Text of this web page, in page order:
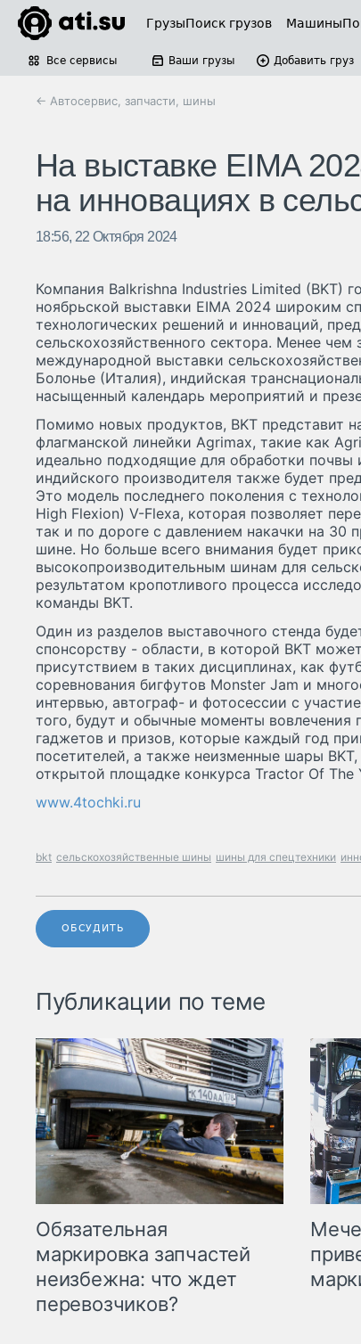
ГрузыПоиск грузов Машины
Все сервисы Ваши грузы Добавить груз
← Автосервис, запчасти, шины
На выставке EIMA
на инновациях в
18:56, 22 Октября 2024
Компания Balkrishna Industries Limited (BKT)
ноябрьской выставки EIMA 2024 широким
технологических решений и инноваций,
сельскохозяйственного сектора. Менее
международной выставки
Болонье (Италия), индийская
насыщенный календарь мероприятий и
Помимо новых продуктов, BKT представит
флагманской линейки Agrimax, такие как
идеально подходящие для обработки почвы
индийского производителя также будет
Это модель последнего поколения с
High Flexion) V-Flexa, которая позволяет
так и по дороге с давлением накачки на 30
шине. Но больше всего внимания будет
высокопроизводительным шинам для
результатом кропотливого процесса
команды BKT.
Один из разделов выставочного стенда
спонсорству - области, в которой BKT
присутствием в таких дисциплинах, как
соревнования бигфутов Monster Jam и
интервью, автограф- и фотосессии с
того, будут и обычные моменты вовлечения
гаджетов и призов, которые каждый год
посетителей, а также неизменные шары
открытой площадке конкурса Tractor Of The
www.4tochki.ru
bkt сельскохозяйственные шины шины для спецтехники
ОБСУДИТЬ
Публикации по теме
Обязательная
маркировка запчастей
неизбежна: что ждет
перевозчиков?